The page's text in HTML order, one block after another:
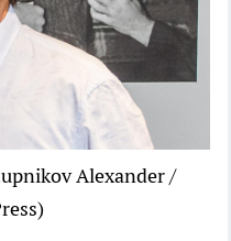
Alexander /